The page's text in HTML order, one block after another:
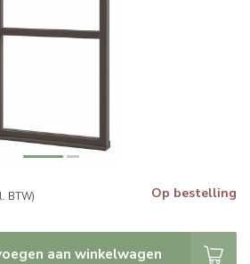
BTW) Op bestelling
aan winkelwagen